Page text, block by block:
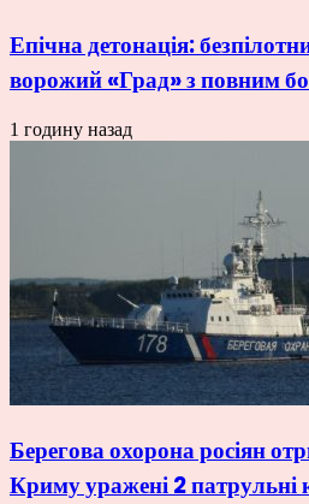
Епічна детонація:
ворожий «Град» з повним
1 годину назад
Берегова охорона росіян
Криму уражені 2 патрульні